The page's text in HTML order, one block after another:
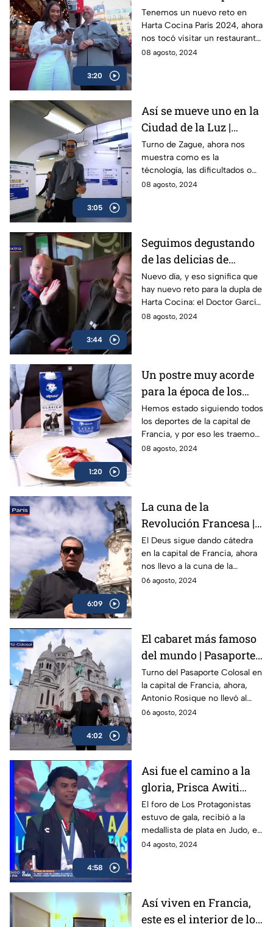
3:20
a experimentar | Harta
Cocina París 2024
Tenemos un nuevo reto en
Harta Cocina París 2024, ahora
nos tocó visitar un restaurante
francés que está dispuesto a
08 agosto, 2024
3:05
Así se mueve uno en la
Ciudad de la Luz |
Zigzagueando París
2024
Turno de Zague, ahora nos
muestra como es la
técnología, las dificultados o
facilidades de moverse en el
08 agosto, 2024
3:44
Seguimos degustando
de las delicias de
Francia | Harta Cocina
París 2024
Nuevo día, y eso significa que
hay nuevo reto para la dupla de
Harta Cocina: el Doctor García
e Irma Miranda, podrán con
08 agosto, 2024
1:20
Un postre muy acorde
para la época de los
Juegos del Verano
Hemos estado siguiendo todos
los deportes de la capital de
Francia, y por eso les traemos
un postre muy acorde para
08 agosto, 2024
6:09
La cuna de la
Revolución Francesa |
De Toluca a París con
Christian Martinoli
El Deus sigue dando cátedra
en la capital de Francia, ahora
nos llevo a la cuna de la
Revolución Francesa, en una
06 agosto, 2024
4:02
El cabaret más famoso
del mundo | Pasaporte
Colosal con Toño
Rosique
Turno del Pasaporte Colosal en
la capital de Francia, ahora,
Antonio Rosique no llevó al
cabaret más famoso del
06 agosto, 2024
4:58
Asi fue el camino a la
gloria, Prisca Awiti
estuvo en Los
Protagonistas
El foro de Los Protagonistas
estuvo de gala, recibió a la
medallista de plata en Judo, en
París 2024, Prisca Awiti, quien
04 agosto, 2024
Así viven en Francia,
este es el interior de los